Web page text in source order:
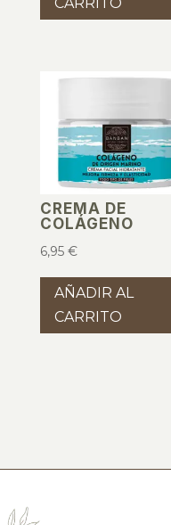
CREMA DE
COLÁGENO
6,95 €
AÑADIR AL
CARRITO